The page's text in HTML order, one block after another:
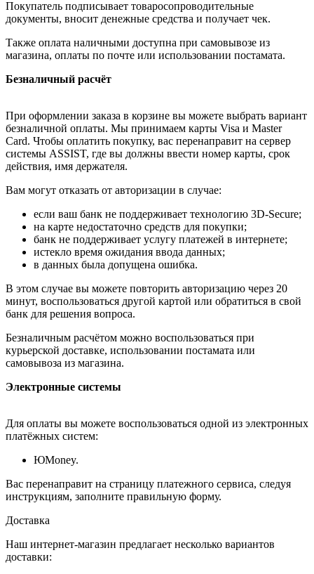
Покупатель подписывает товаросопроводительные
документы, вносит денежные средства и получает чек.
Также оплата наличными доступна при самовывозе из
магазина, оплаты по почте или использовании постамата.
Безналичный расчёт
При оформлении заказа в корзине вы можете выбрать вариант
безналичной оплаты. Мы принимаем карты Visa и Master
Card. Чтобы оплатить покупку, вас перенаправит на сервер
системы ASSIST, где вы должны ввести номер карты, срок
действия, имя держателя.
Вам могут отказать от авторизации в случае:
если ваш банк не поддерживает технологию 3D-Secure;
на карте недостаточно средств для покупки;
банк не поддерживает услугу платежей в интернете;
истекло время ожидания ввода данных;
в данных была допущена ошибка.
В этом случае вы можете повторить авторизацию через 20
минут, воспользоваться другой картой или обратиться в свой
банк для решения вопроса.
Безналичным расчётом можно воспользоваться при
курьерской доставке, использовании постамата или
самовывоза из магазина.
Электронные системы
Для оплаты вы можете воспользоваться одной из электронных
платёжных систем:
ЮMoney.
Вас перенаправит на страницу платежного сервиса, следуя
инструкциям, заполните правильную форму.
Доставка
Наш интернет-магазин предлагает несколько вариантов
доставки: